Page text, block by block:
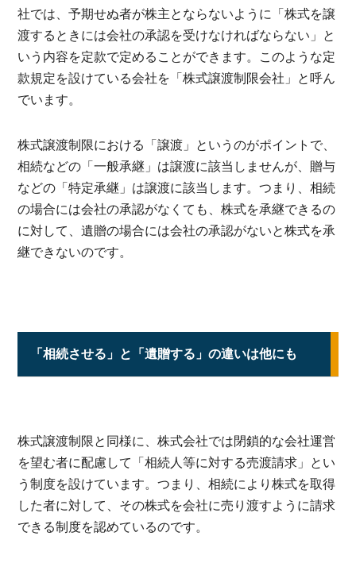
社では、予期せぬ者が株主とならないように「株式を譲
渡するときには会社の承認を受けなければならない」と
いう内容を定款で定めることができます。このような定
款規定を設けている会社を「株式譲渡制限会社」と呼ん
でいます。
株式譲渡制限における「譲渡」というのがポイントで、
相続などの「一般承継」は譲渡に該当しませんが、贈与
などの「特定承継」は譲渡に該当します。つまり、相続
の場合には会社の承認がなくても、株式を承継できるの
に対して、遺贈の場合には会社の承認がないと株式を承
継できないのです。
「相続させる」と「遺贈する」の違いは他にも
株式譲渡制限と同様に、株式会社では閉鎖的な会社運営
を望む者に配慮して「相続人等に対する売渡請求」とい
う制度を設けています。つまり、相続により株式を取得
した者に対して、その株式を会社に売り渡すように請求
できる制度を認めているのです。